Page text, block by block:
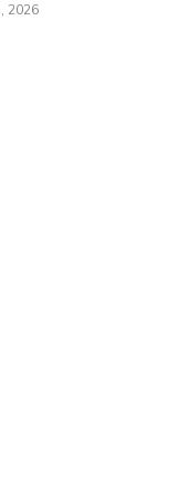
2026